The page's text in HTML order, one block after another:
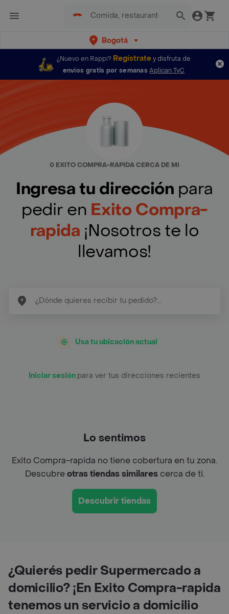
Bogotá
¿Nuevo en Rappi? Regístratey disfruta de
envíos gratis por semanas Aplican TyC
0 EXITO COMPRA-RAPIDA CERCA DE MI
Ingresa tu dirección para
pedir en Exito Compra-
rapida ¡Nosotros te lo
llevamos!
Usa tu ubicación actual
Iniciar sesión para ver tus direcciones recientes
Lo sentimos
Exito Compra-rapida no tiene cobertura en tu zona.
Descubreotras tiendas similarescerca de ti.
Descubrir tiendas
¿Quierés pedir Supermercado a
domicilio? ¡En Exito Compra-rapida
tenemos un servicio a domicilio